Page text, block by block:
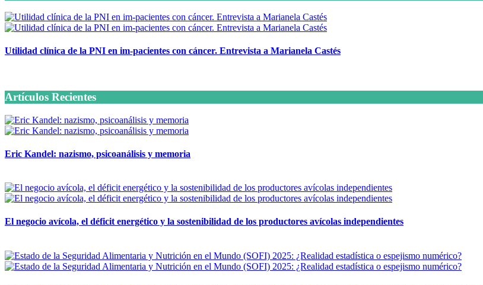
Utilidad clínica de la PNI en im-pacientes con cáncer. Entrevista a Marianela Castés
Artículos Recientes
Eric Kandel: nazismo, psicoanálisis y memoria
El negocio avícola, el déficit energético y la sostenibilidad de los productores avícolas independientes